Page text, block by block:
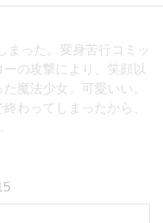
まった。変身苦行コミッ
の攻撃により、笑顔以
魔法少女。可愛いい。
わってしまったから、